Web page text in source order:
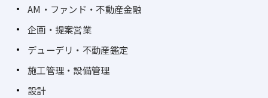
AM・ファンド・不動産金融
企画・提案営業
デューデリ・不動産鑑定
施工管理・設備管理
設計